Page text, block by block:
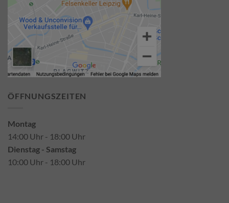
ÖFFNUNGSZEITEN
Montag
14:00 Uhr - 18:00 Uhr
Dienstag - Samstag
10:00 Uhr - 18:00 Uhr